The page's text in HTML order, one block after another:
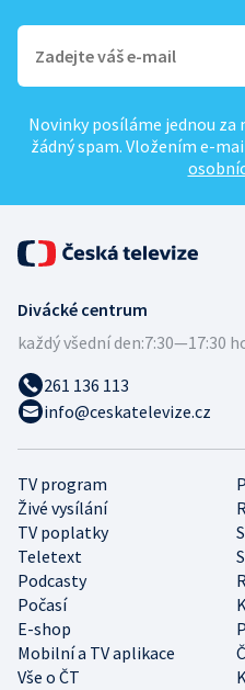
Novinky posíláme jednou za
žádný spam. Vložením e-